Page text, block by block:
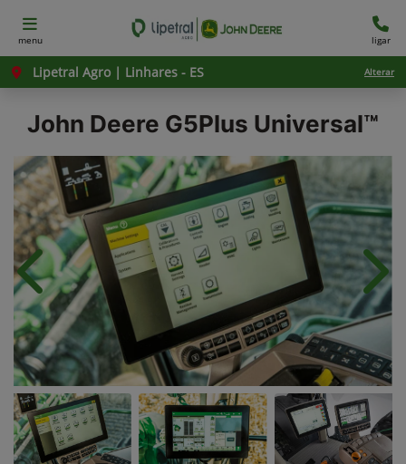
menu ligar
Lipetral Agro | Linhares - ES Alterar
John Deere G5Plus Universal™
Anterior